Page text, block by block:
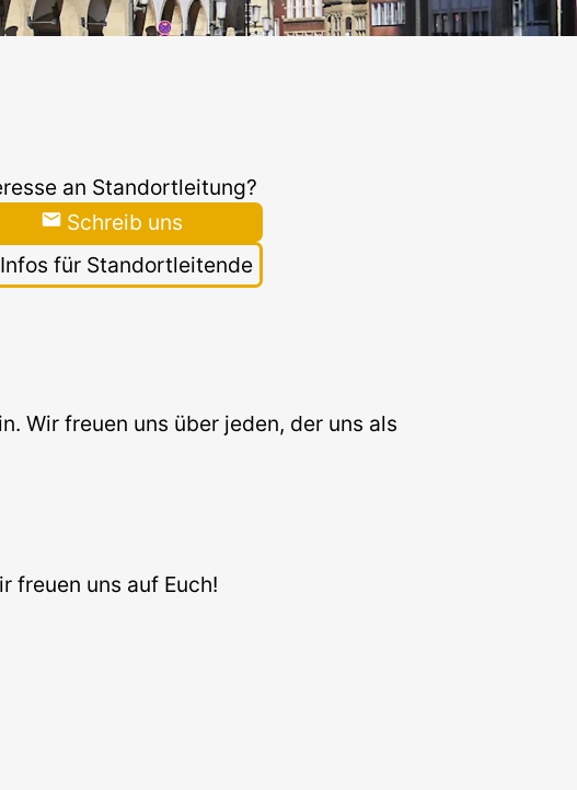
an Standortleitung?
Schreib uns
Infos für Standortleitende
Wir freuen uns über jeden, der uns als
freuen uns auf Euch!